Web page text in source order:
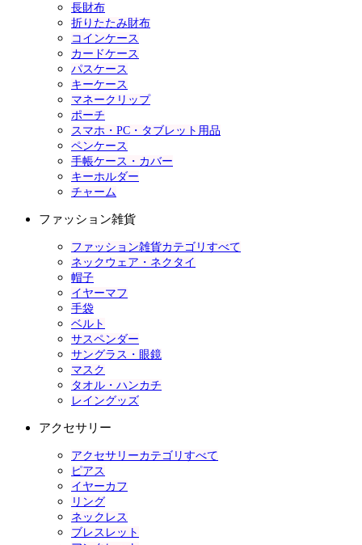
長財布
折りたたみ財布
コインケース
カードケース
パスケース
キーケース
マネークリップ
ポーチ
スマホ・PC・タブレット用品
ペンケース
手帳ケース・カバー
キーホルダー
チャーム
ファッション雑貨
ファッション雑貨カテゴリすべて
ネックウェア・ネクタイ
帽子
イヤーマフ
手袋
ベルト
サスペンダー
サングラス・眼鏡
マスク
タオル・ハンカチ
レイングッズ
アクセサリー
アクセサリーカテゴリすべて
ピアス
イヤーカフ
リング
ネックレス
ブレスレット